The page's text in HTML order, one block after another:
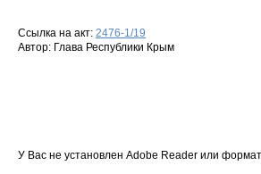
Ссылка на акт: 2476-1/19
Автор: Глава Республики Крым
У Вас не установлен Adobe Reader или